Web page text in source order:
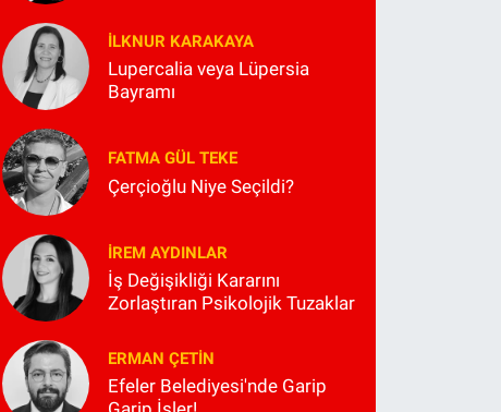
İLKNUR KARAKAYA
Lupercalia veya Lüpersia
Bayramı
FATMA GÜL TEKE
Çerçioğlu Niye Seçildi?
İREM AYDINLAR
İş Değişikliği Kararını
Zorlaştıran Psikolojik Tuzaklar
ERMAN ÇETIN
Efeler Belediyesi'nde Garip